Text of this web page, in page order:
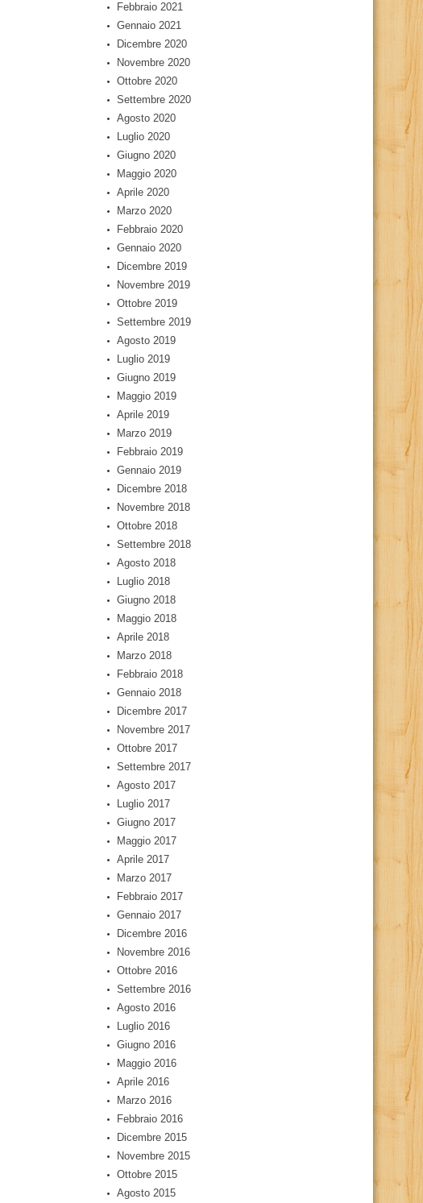
Febbraio 2021
Gennaio 2021
Dicembre 2020
Novembre 2020
Ottobre 2020
Settembre 2020
Agosto 2020
Luglio 2020
Giugno 2020
Maggio 2020
Aprile 2020
Marzo 2020
Febbraio 2020
Gennaio 2020
Dicembre 2019
Novembre 2019
Ottobre 2019
Settembre 2019
Agosto 2019
Luglio 2019
Giugno 2019
Maggio 2019
Aprile 2019
Marzo 2019
Febbraio 2019
Gennaio 2019
Dicembre 2018
Novembre 2018
Ottobre 2018
Settembre 2018
Agosto 2018
Luglio 2018
Giugno 2018
Maggio 2018
Aprile 2018
Marzo 2018
Febbraio 2018
Gennaio 2018
Dicembre 2017
Novembre 2017
Ottobre 2017
Settembre 2017
Agosto 2017
Luglio 2017
Giugno 2017
Maggio 2017
Aprile 2017
Marzo 2017
Febbraio 2017
Gennaio 2017
Dicembre 2016
Novembre 2016
Ottobre 2016
Settembre 2016
Agosto 2016
Luglio 2016
Giugno 2016
Maggio 2016
Aprile 2016
Marzo 2016
Febbraio 2016
Dicembre 2015
Novembre 2015
Ottobre 2015
Agosto 2015